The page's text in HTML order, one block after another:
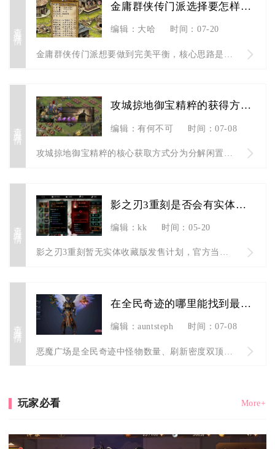
查看详情
金庸群侠传门派选择要怎样平衡
编辑：大哈 时间：07-20
攻城掠地御宝精粹的获得方法有哪些
编辑：有何不可 时间：07-08
查看详情
影之刃3重刻是否会有实体收藏版发售
编辑：kk 时间：05-20
影之刃3重刻暂无实体收藏版发售计划，官方当前仅推出常规数字版...
查看详情
在全民奇迹的哪里能找到最多的怪物
编辑：auntsteph 时间：07-08
玩家必看 More+